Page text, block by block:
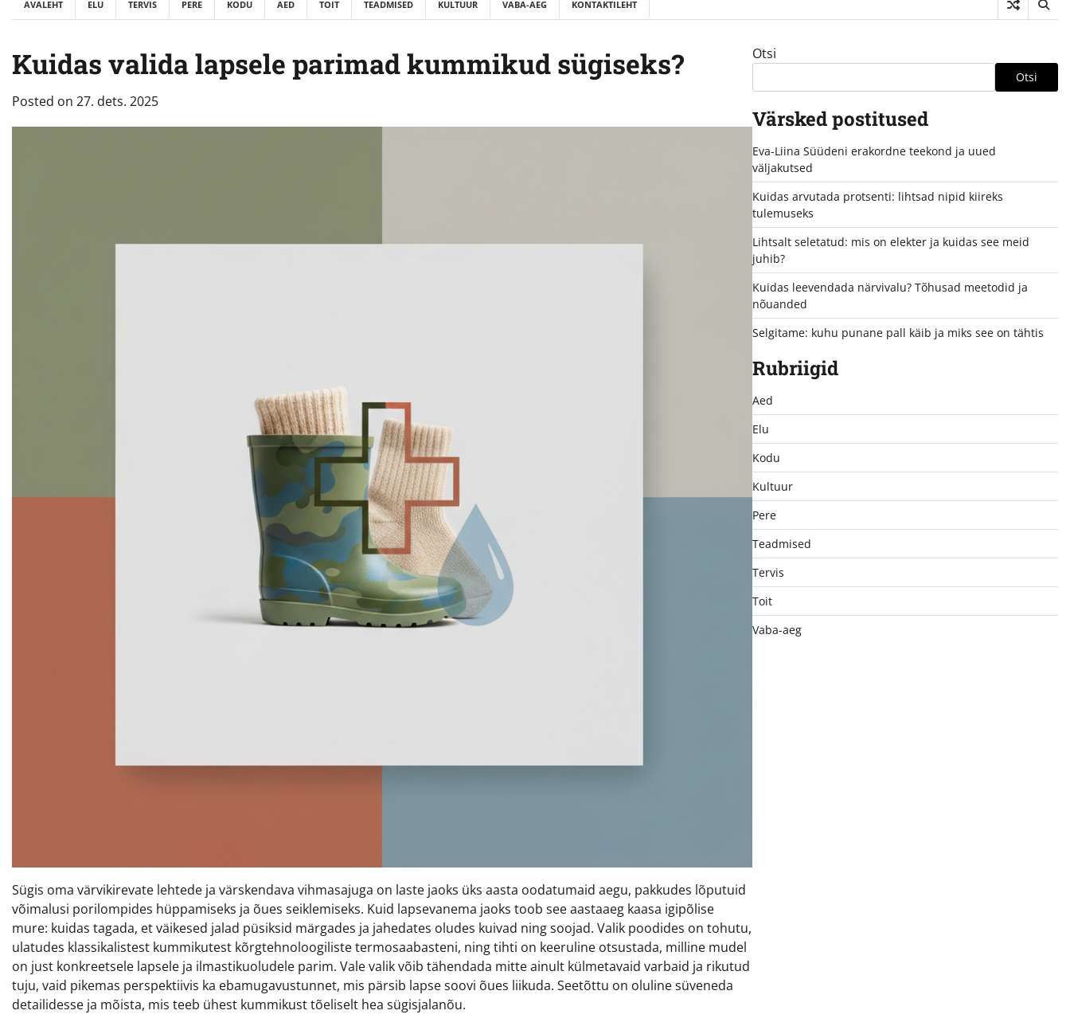
AVALEHT ELU TERVIS PERE KODU AED TOIT TEADMISED KULTUUR VABA-AEG KONTAKTILEHT
Kuidas valida lapsele parimad kummikud sügiseks?
Posted on 27. dets. 2025
Sügis oma värvikirevate lehtede ja värskendava vihmasajuga on laste jaoks üks aasta oodatumaid aegu, pakkudes lõputuid
võimalusi porilompides hüppamiseks ja õues seiklemiseks. Kuid lapsevanema jaoks toob see aastaaeg kaasa igipõlise
mure: kuidas tagada, et väikesed jalad püsiksid märgades ja jahedates oludes kuivad ning soojad. Valik poodides on tohutu,
ulatudes klassikalistest kummikutest kõrgtehnoloogiliste termosaabasteni, ning tihti on keeruline otsustada, milline mudel
on just konkreetsele lapsele ja ilmastikuoludele parim. Vale valik võib tähendada mitte ainult külmetavaid varbaid ja rikutud
tuju, vaid pikemas perspektiivis ka ebamugavustunnet, mis pärsib lapse soovi õues liikuda. Seetõttu on oluline süveneda
detailidesse ja mõista, mis teeb ühest kummikust tõeliselt hea sügisjalanõu.
Otsi
Otsi
Värsked postitused
Eva-Liina Süüdeni erakordne teekond ja uued
väljakutsed
Kuidas arvutada protsenti: lihtsad nipid kiireks
tulemuseks
Lihtsalt seletatud: mis on elekter ja kuidas see meid
juhib?
Kuidas leevendada närvivalu? Tõhusad meetodid ja
nõuanded
Selgitame: kuhu punane pall käib ja miks see on tähtis
Rubriigid
Aed
Elu
Kodu
Kultuur
Pere
Teadmised
Tervis
Toit
Vaba-aeg